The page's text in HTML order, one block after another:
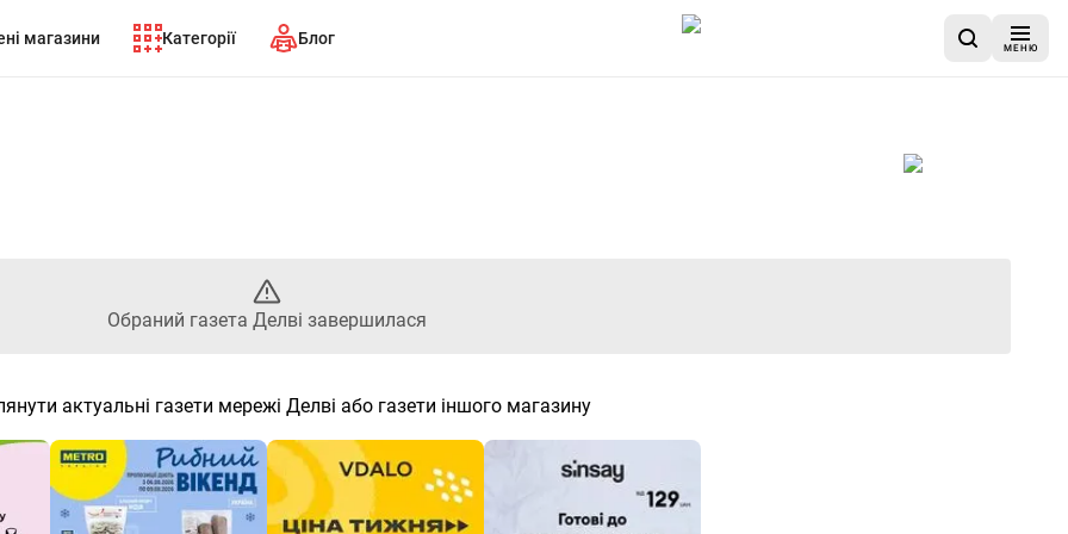
магазини Категорії Блог
МЕНЮ
газета Делві завершилася
Обраний газета Делві завершилася
актуальні газети мережі Делві або газети іншого магазину